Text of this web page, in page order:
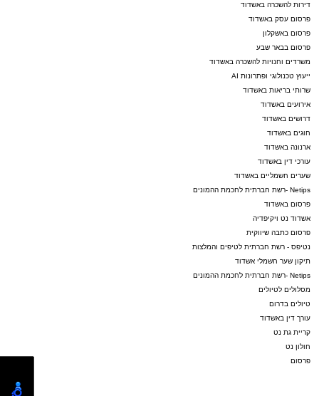
דירות להשכרה באשדוד
פרסום עסק באשדוד
פרסום באשקלון
פרסום בבאר שבע
משרדים וחנויות להשכרה באשדוד
ייעוץ טכנולוגי ופתרונות AI
שרותי בריאות באשדוד
אירועים באשדוד
דרושים באשדוד
חוגים באשדוד
ארנונה באשדוד
עורכי דין באשדוד
שערים חשמליים באשדוד
Netips -רשת חברתית לחכמת ההמונים
פרסום באשדוד
אשדוד נט ויקיפדיה
פרסום כתבה שיווקית
נטיפס - רשת חברתית לטיפים והמלצות
תיקון שער חשמלי אשדוד
Netips -רשת חברתית לחכמת ההמונים
מסלולים לטיולים
טיולים בדרום
עורך דין באשדוד
קריית גת נט
חולון נט
פרסום